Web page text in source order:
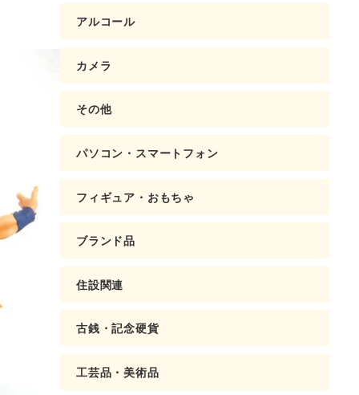
アルコール
カメラ
その他
パソコン・スマートフォン
フィギュア・おもちゃ
ブランド品
住設関連
古銭・記念硬貨
工芸品・美術品